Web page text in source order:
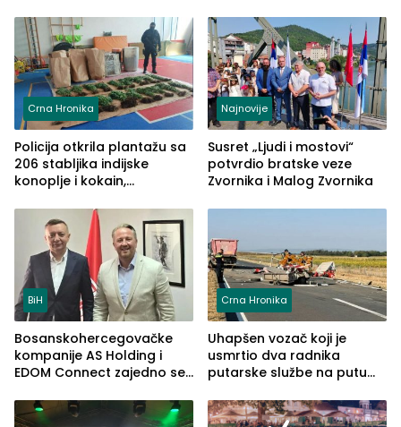
Crna Hronika
Policija otkrila plantažu sa
206 stabljika indijske
konoplje i kokain,
(FOTO)
Najnovije
Susret „Ljudi i mostovi“
potvrdio bratske veze
Zvornika i Malog Zvornika
BiH
Bosanskohercegovačke
kompanije AS Holding i
EDOM Connect zajedno se
Crna Hronika
Uhapšen vozač koji je
usmrtio dva radnika
putarske službe na putu
(FOTO)